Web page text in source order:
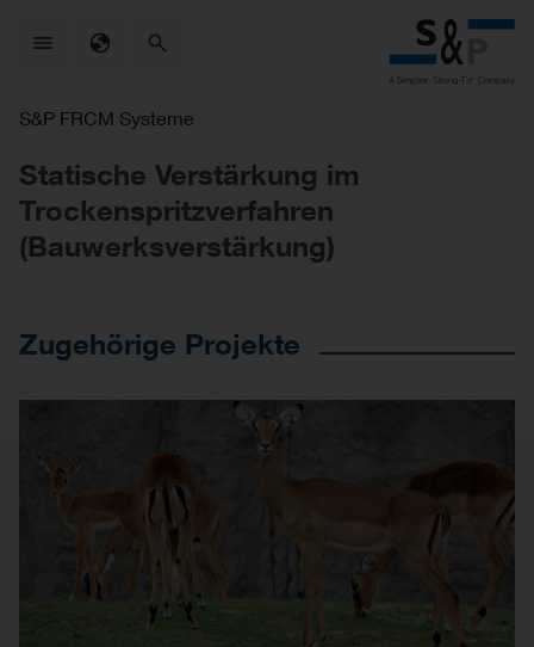
S&P FRCM Systeme
Statische Verstärkung im
Trockenspritzverfahren
(Bauwerksverstärkung)
Zugehörige Projekte